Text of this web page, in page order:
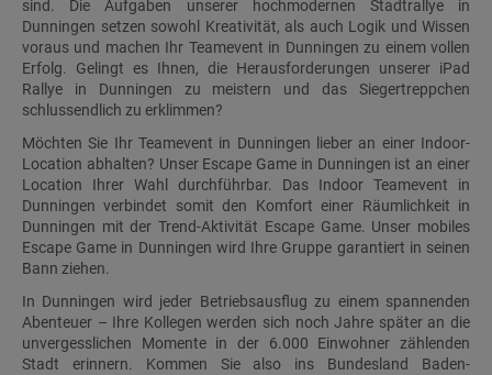
sind. Die Aufgaben unserer hochmodernen Stadtrallye in
Dunningen setzen sowohl Kreativität, als auch Logik und Wissen
voraus und machen Ihr Teamevent in Dunningen zu einem vollen
Erfolg. Gelingt es Ihnen, die Herausforderungen unserer iPad
Rallye in Dunningen zu meistern und das Siegertreppchen
schlussendlich zu erklimmen?
Möchten Sie Ihr Teamevent in Dunningen lieber an einer Indoor-
Location abhalten? Unser Escape Game in Dunningen ist an einer
Location Ihrer Wahl durchführbar. Das Indoor Teamevent in
Dunningen verbindet somit den Komfort einer Räumlichkeit in
Dunningen mit der Trend-Aktivität Escape Game. Unser mobiles
Escape Game in Dunningen wird Ihre Gruppe garantiert in seinen
Bann ziehen.
In Dunningen wird jeder Betriebsausflug zu einem spannenden
Abenteuer – Ihre Kollegen werden sich noch Jahre später an die
unvergesslichen Momente in der 6.000 Einwohner zählenden
Stadt erinnern. Kommen Sie also ins Bundesland Baden-